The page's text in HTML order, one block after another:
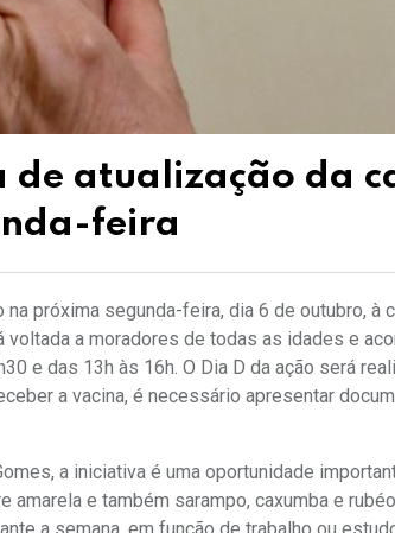
de atualização da
feira
próxima segunda-feira, dia 6 de outubro, à
a moradores de todas as idades e
e das 13h às 16h. O Dia D da ação será
a vacina, é necessário apresentar
a iniciativa é uma oportunidade
e também sarampo, caxumba e
a semana, em função de trabalho ou